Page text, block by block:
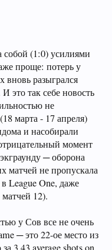
собой (1:0) усилиями
проще: потерь у
вновь разыгрался
это так себе новость
не
марта - 17 апреля)
и насобирали
момент
─ оборона
матчей не пропускала
League One, даже
12).
у Сов все не очень
─ это 22-ое место из